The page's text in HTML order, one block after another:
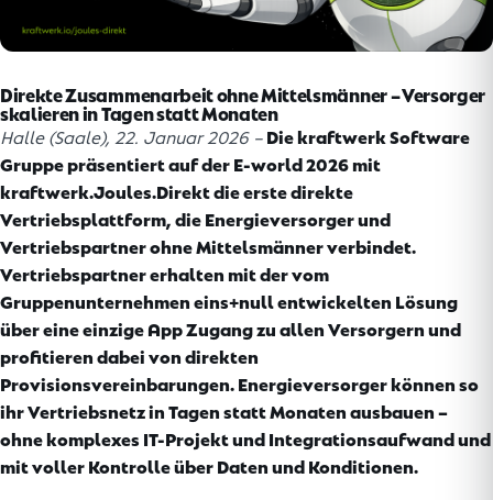
Direkte Zusammenarbeit ohne Mittelsmänner – Versorger
skalieren in Tagen statt Monaten
Halle (Saale), 22. Januar 2026 – Die kraftwerk Software
Gruppe präsentiert auf der E-world 2026 mit
kraftwerk.Joules.Direkt die erste direkte
Vertriebsplattform, die Energieversorger und
Vertriebspartner ohne Mittelsmänner verbindet.
Vertriebspartner erhalten mit der vom
Gruppenunternehmen eins+null entwickelten Lösung
über eine einzige App Zugang zu allen Versorgern und
profitieren dabei von direkten
Provisionsvereinbarungen. Energieversorger können so
ihr Vertriebsnetz in Tagen statt Monaten ausbauen –
ohne komplexes IT-Projekt und Integrationsaufwand und
mit voller Kontrolle über Daten und Konditionen.